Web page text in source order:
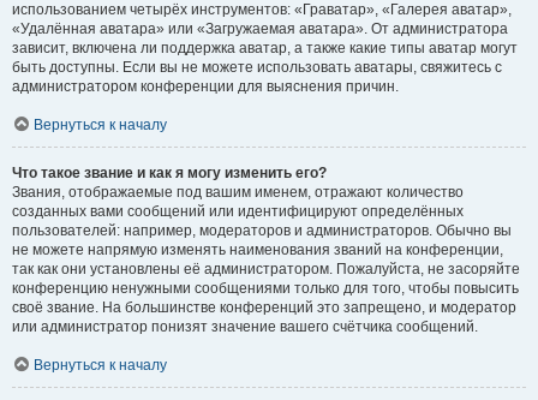
использованием четырёх инструментов: «Граватар», «Галерея аватар»,
«Удалённая аватара» или «Загружаемая аватара». От администратора
зависит, включена ли поддержка аватар, а также какие типы аватар могут
быть доступны. Если вы не можете использовать аватары, свяжитесь с
администратором конференции для выяснения причин.
Вернуться к началу
Что такое звание и как я могу изменить его?
Звания, отображаемые под вашим именем, отражают количество
созданных вами сообщений или идентифицируют определённых
пользователей: например, модераторов и администраторов. Обычно вы
не можете напрямую изменять наименования званий на конференции,
так как они установлены её администратором. Пожалуйста, не засоряйте
конференцию ненужными сообщениями только для того, чтобы повысить
своё звание. На большинстве конференций это запрещено, и модератор
или администратор понизят значение вашего счётчика сообщений.
Вернуться к началу